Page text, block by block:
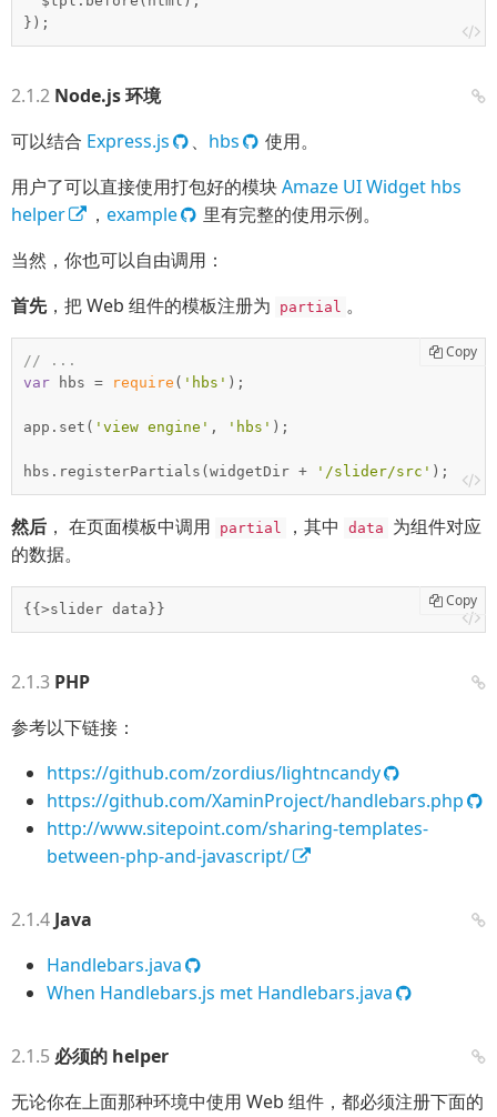
});
Node.js 环境
可以结合 Express.js 、 hbs
使用。
用户了可以直接使用打包好的模块Amaze UI Widget hbs
helper
， example
里有完整的使用示例。
当然，你也可以自由调用：
首先，把 Web 组件的模板注册为 partial 。
Copy
// ...
var hbs = require ( 'hbs' );
app.set( 'view engine' , 'hbs' );
hbs.registerPartials(widgetDir + '/slider/src' );
然后 ， 在页面模板中调用 partial ，其中 data
为组件对应
的数据。
Copy
{{>slider data}}
PHP
参考以下链接：
https://github.com/zordius/lightncandy
https://github.com/XaminProject/handlebars.php
http://www.sitepoint.com/sharing-templates-
between-php-and-javascript/
Java
Handlebars.java
When Handlebars.js met Handlebars.java
必须的 helper
无论你在上面那种环境中使用 Web 组件，都必须注册下面的